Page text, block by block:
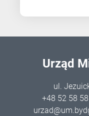
Urząd
ul.
+48 52 58